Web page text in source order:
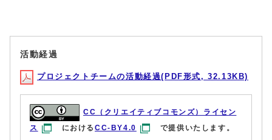
活動経過
プロジェクトチームの活動経過(PDF形式, 32.13KB)
CC（クリエイティブコモンズ）ライセン
ス
におけるCC-BY4.0 で提供いたします。